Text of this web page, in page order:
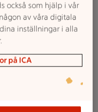
erbjuder
catering. Vi
och
kvalitet
också som hjälp i vår
av våra digitala
inställningar i alla
på ICA